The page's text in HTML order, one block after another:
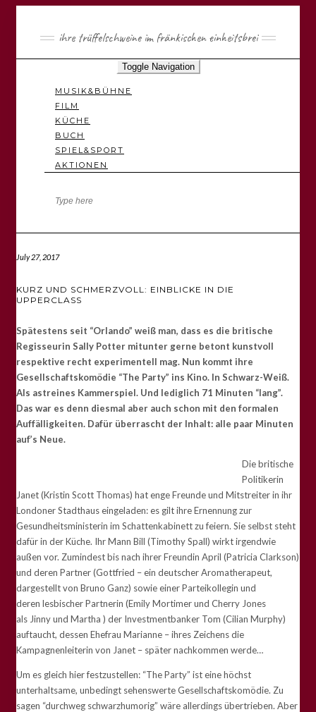
ihre trüffelschweine im fränkischen einheitsbrei
Toggle Navigation
MUSIK&BÜHNE
FILM
KÜCHE
BUCH
SPIEL&SPORT
AKTIONEN
July 27, 2017
KURZ UND SCHMERZVOLL: EINBLICKE IN DIE
UPPERCLASS
Spätestens seit “Orlando” weiß man, dass es die britische
Regisseurin Sally Potter mitunter gerne betont kunstvoll
respektive recht experimentell mag. Nun kommt ihre
Gesellschaftskomödie “The Party” ins Kino. In Schwarz-Weiß.
Als astreines Kammerspiel. Und lediglich 71 Minuten “lang”.
Das war es denn diesmal aber auch schon mit den formalen
Auffälligkeiten. Dafür überrascht der Inhalt: alle paar Minuten
auf’s Neue.
Die britische
Politikerin
Janet (Kristin Scott Thomas) hat enge Freunde und Mitstreiter in ihr
Londoner Stadthaus eingeladen: es gilt ihre Ernennung zur
Gesundheitsministerin im Schattenkabinett zu feiern. Sie selbst steht
dafür in der Küche. Ihr Mann Bill (Timothy Spall) wirkt irgendwie
außen vor. Zumindest bis nach ihrer Freundin April (Patricia Clarkson)
und deren Partner (Gottfried – ein deutscher Aromatherapeut,
dargestellt von Bruno Ganz) sowie einer Parteikollegin und
deren lesbischer Partnerin (Emily Mortimer und Cherry Jones
als Jinny und Martha ) der Investmentbanker Tom (Cilian Murphy)
auftaucht, dessen Ehefrau Marianne – ihres Zeichens die
Kampagnenleiterin von Janet – später nachkommen werde…
Um es gleich hier festzustellen: “The Party” ist eine höchst
unterhaltsame, unbedingt sehenswerte Gesellschaftskomödie. Zu
sagen “durchweg schwarzhumorig” wäre allerdings übertrieben. Aber